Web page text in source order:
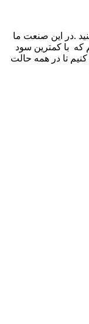
.در این صنعت ما
که با کمترین سود
کنیم تا در همه حالت